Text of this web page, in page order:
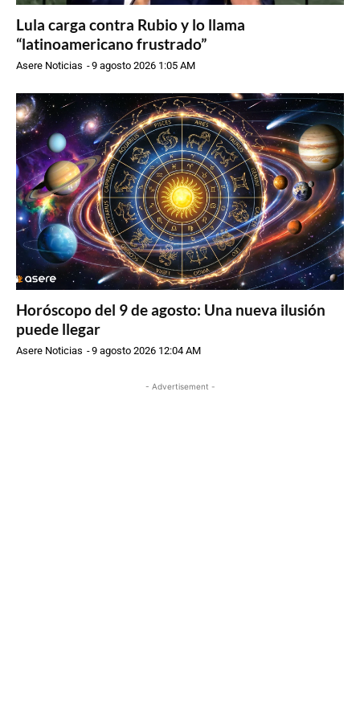
Lula carga contra Rubio y lo llama
“latinoamericano frustrado”
Asere Noticias -9 agosto 2026 1:05 AM
Horóscopo del 9 de agosto: Una nueva ilusión
puede llegar
Asere Noticias -9 agosto 2026 12:04 AM
- Advertisement -